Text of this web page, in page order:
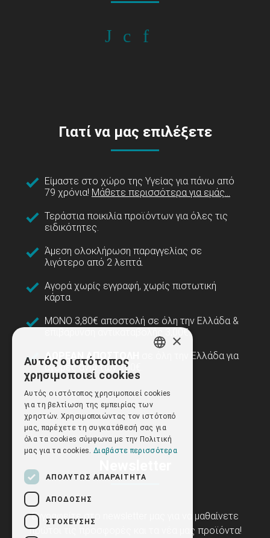
Γιατί να μας επιλέξετε
Είμαστε στο χώρο της Υγείας για πάνω από
79 χρόνια! Μάθετε περισσότερα για εμάς...
Τεράστια ποικιλία προϊόντων για όλες τις
ειδικότητες.
Άμεση ολοκλήρωση παραγγελίας σε
λιγότερο από 2 λεπτά.
Αγορά χωρίς εγγραφή, χωρίς πιστωτική
κάρτα.
ΜΟΝΟ 3,80€ αποστολή σε όλη την Ελλάδα &
επιβάρυνση αντικαταβολής 3,00€.
ΔΩΡΕΑΝ ΑΠΟΣΤΟΛΗ
σε όλη την Ελλάδα για
αγορές άνω των 100€.
Εγγραφείτε στο newsletter μας για να μαθαίνετε
πρώτοι τις προσφορές και τα νέα μας προϊόντα!
×
Αυτός ο ιστότοπος
χρησιμοποιεί cookies
Αυτός ο ιστότοπος χρησιμοποιεί cookies
για τη βελτίωση της εμπειρίας των
χρηστών. Χρησιμοποιώντας τον ιστότοπό
μας, παρέχετε τη συγκατάθεσή σας για
όλα τα cookies σύμφωνα με την Πολιτική
μας για τα cookies. Διαβάστε περισσότερα
ΑΠΟΛΎΤΩΣ ΑΠΑΡΑΊΤΗΤΑ
ΑΠΌΔΟΣΗΣ
ΣΤΌΧΕΥΣΗΣ